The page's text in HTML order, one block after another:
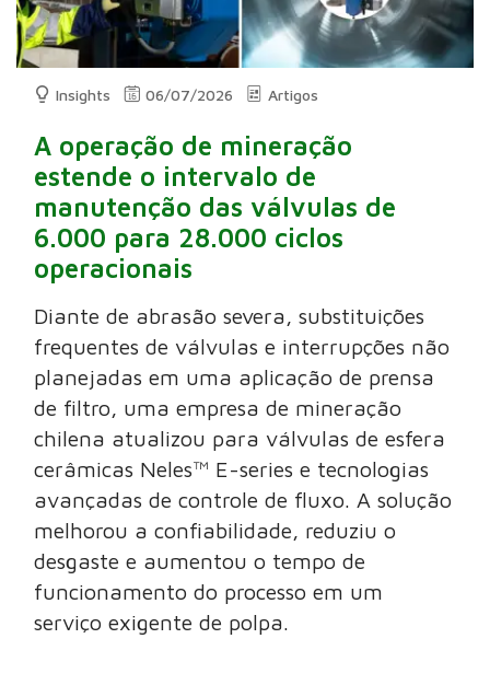
Insights 06/07/2026 Artigos
A operação de mineração
estende o intervalo de
manutenção das válvulas de
6.000 para 28.000 ciclos
operacionais
Diante de abrasão severa, substituições
frequentes de válvulas e interrupções não
planejadas em uma aplicação de prensa
de filtro, uma empresa de mineração
chilena atualizou para válvulas de esfera
cerâmicas Neles™ E-series e tecnologias
avançadas de controle de fluxo. A solução
melhorou a confiabilidade, reduziu o
desgaste e aumentou o tempo de
funcionamento do processo em um
serviço exigente de polpa.